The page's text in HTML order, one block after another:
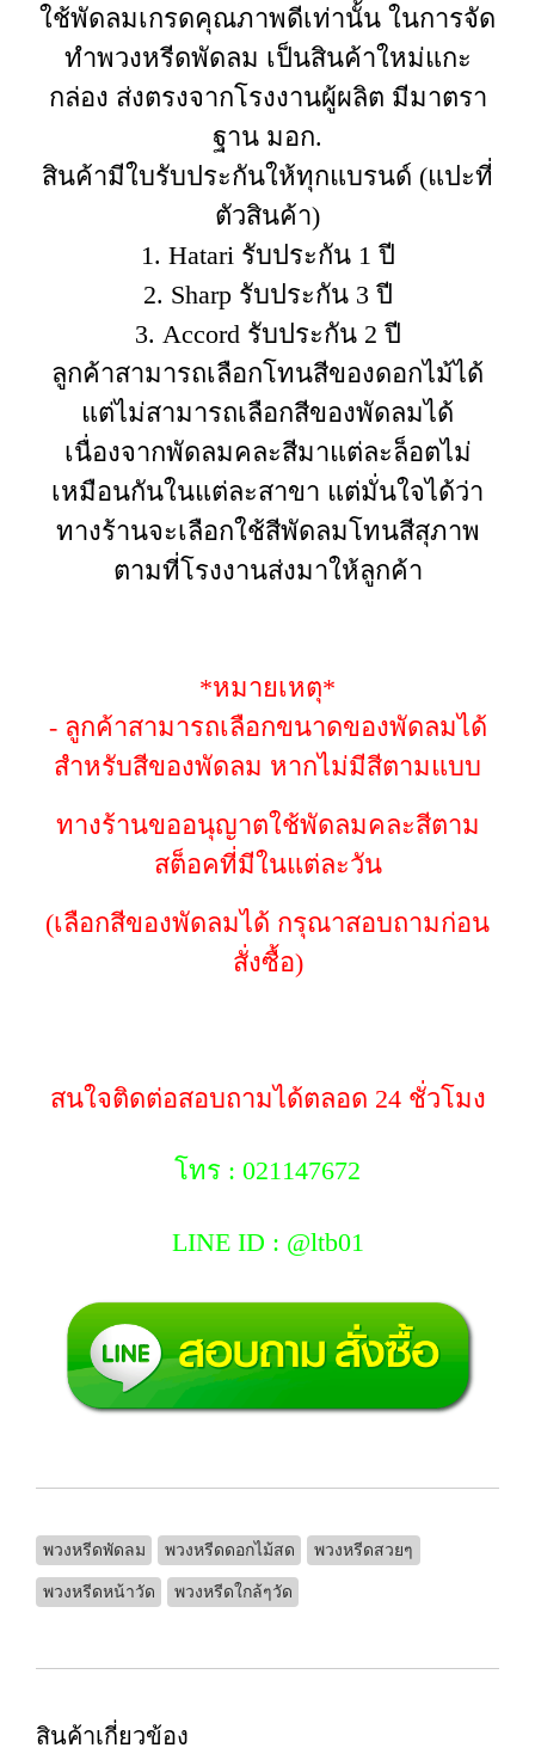
ใช้พัดลมเกรดคุณภาพดีเท่านั้น ในการจัด
ทำพวงหรีดพัดลม เป็นสินค้าใหม่แกะ
กล่อง ส่งตรงจากโรงงานผู้ผลิต มีมาตรา
ฐาน มอก.
สินค้ามีใบรับประกันให้ทุกแบรนด์ (แปะที่
ตัวสินค้า)
1. Hatari รับประกัน 1 ปี
2. Sharp รับประกัน 3 ปี
3. Accord รับประกัน 2 ปี
ลูกค้าสามารถเลือกโทนสีของดอกไม้ได้
แต่ไม่สามารถเลือกสีของพัดลมได้
เนื่องจากพัดลมคละสีมาแต่ละล็อตไม่
เหมือนกันในแต่ละสาขา แต่มั่นใจได้ว่า
ทางร้านจะเลือกใช้สีพัดลมโทนสีสุภาพ
ตามที่โรงงานส่งมาให้ลูกค้า
*หมายเหตุ*
- ลูกค้าสามารถเลือกขนาดของพัดลมได้
สำหรับสีของพัดลม หากไม่มีสีตามแบบ
ทางร้านขออนุญาตใช้พัดลมคละสีตาม
สต็อคที่มีในแต่ละวัน
(เลือกสีของพัดลมได้ กรุณาสอบถามก่อน
สั่งซื้อ)
สนใจติดต่อสอบถามได้ตลอด 24 ชั่วโมง
โทร : 021147672
LINE ID : @ltb01
พวงหรีดพัดลม พวงหรีดดอกไม้สด พวงหรีดสวยๆ
พวงหรีดหน้าวัด พวงหรีดใกล้ๆวัด
สินค้าเกี่ยวข้อง